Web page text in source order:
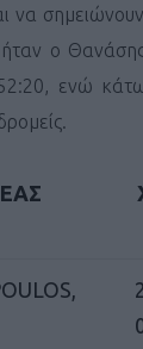
να
ο
ενώ